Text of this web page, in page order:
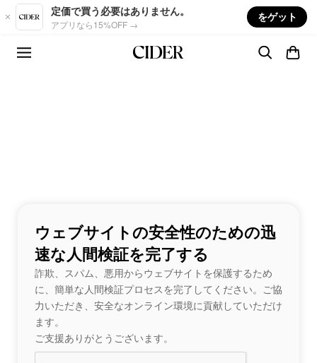
Skip to main content
定価で買う必要はありません。
アプリなら15%OFF →
をゲット
ウェブサイトの安全性のための迅
速な人間検証を完了する
詐欺、スパム、悪用からウェブサイトを保護するため
に、簡単な人間検証プロセスを完了してください。ご協
力いただき、安全なオンライン環境に貢献していただけ
ます。
ご支援ありがとうございます。